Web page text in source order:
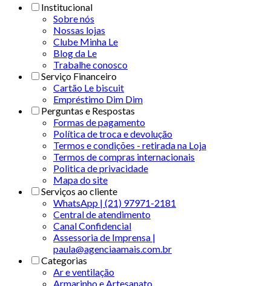
Institucional
Sobre nós
Nossas lojas
Clube Minha Le
Blog da Le
Trabalhe conosco
Serviço Financeiro
Cartão Le biscuit
Empréstimo Dim Dim
Perguntas e Respostas
Formas de pagamento
Política de troca e devolução
Termos e condições - retirada na Loja
Termos de compras internacionais
Politica de privacidade
Mapa do site
Serviços ao cliente
WhatsApp | (21) 97971-2181
Central de atendimento
Canal Confidencial
Assessoria de Imprensa |
paula@agenciaamais.com.br
Categorias
Ar e ventilação
Armarinho e Artesanato